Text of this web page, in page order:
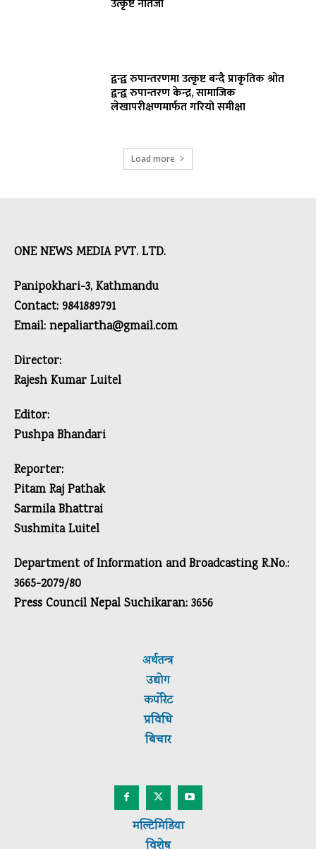
उत्कृष्ट नतिजा
द्वन्द्व रुपान्तरणमा उत्कृष्ट बन्दै प्राकृतिक श्रोत
द्वन्द्व रुपान्तरण केन्द्र, सामाजिक
लेखापरीक्षणमार्फत गरियो समीक्षा
Load more
ONE NEWS MEDIA PVT. LTD.
Panipokhari-3, Kathmandu
Contact: 9841889791
Email: nepaliartha@gmail.com
Director:
Rajesh Kumar Luitel
Editor:
Pushpa Bhandari
Reporter:
Pitam Raj Pathak
Sarmila Bhattrai
Sushmita Luitel
Department of Information and Broadcasting R.No.:
3665-2079/80
Press Council Nepal Suchikaran: 3656
अर्थतन्त्र
उद्योग
कर्पाेरेट
प्रविधि
बिचार
मल्टिमिडिया